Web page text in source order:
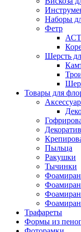
Наборы
Фетр
Шерсть
Товары для
Пыльца
Ракушки
Тычинки
Трафареты
Формы из